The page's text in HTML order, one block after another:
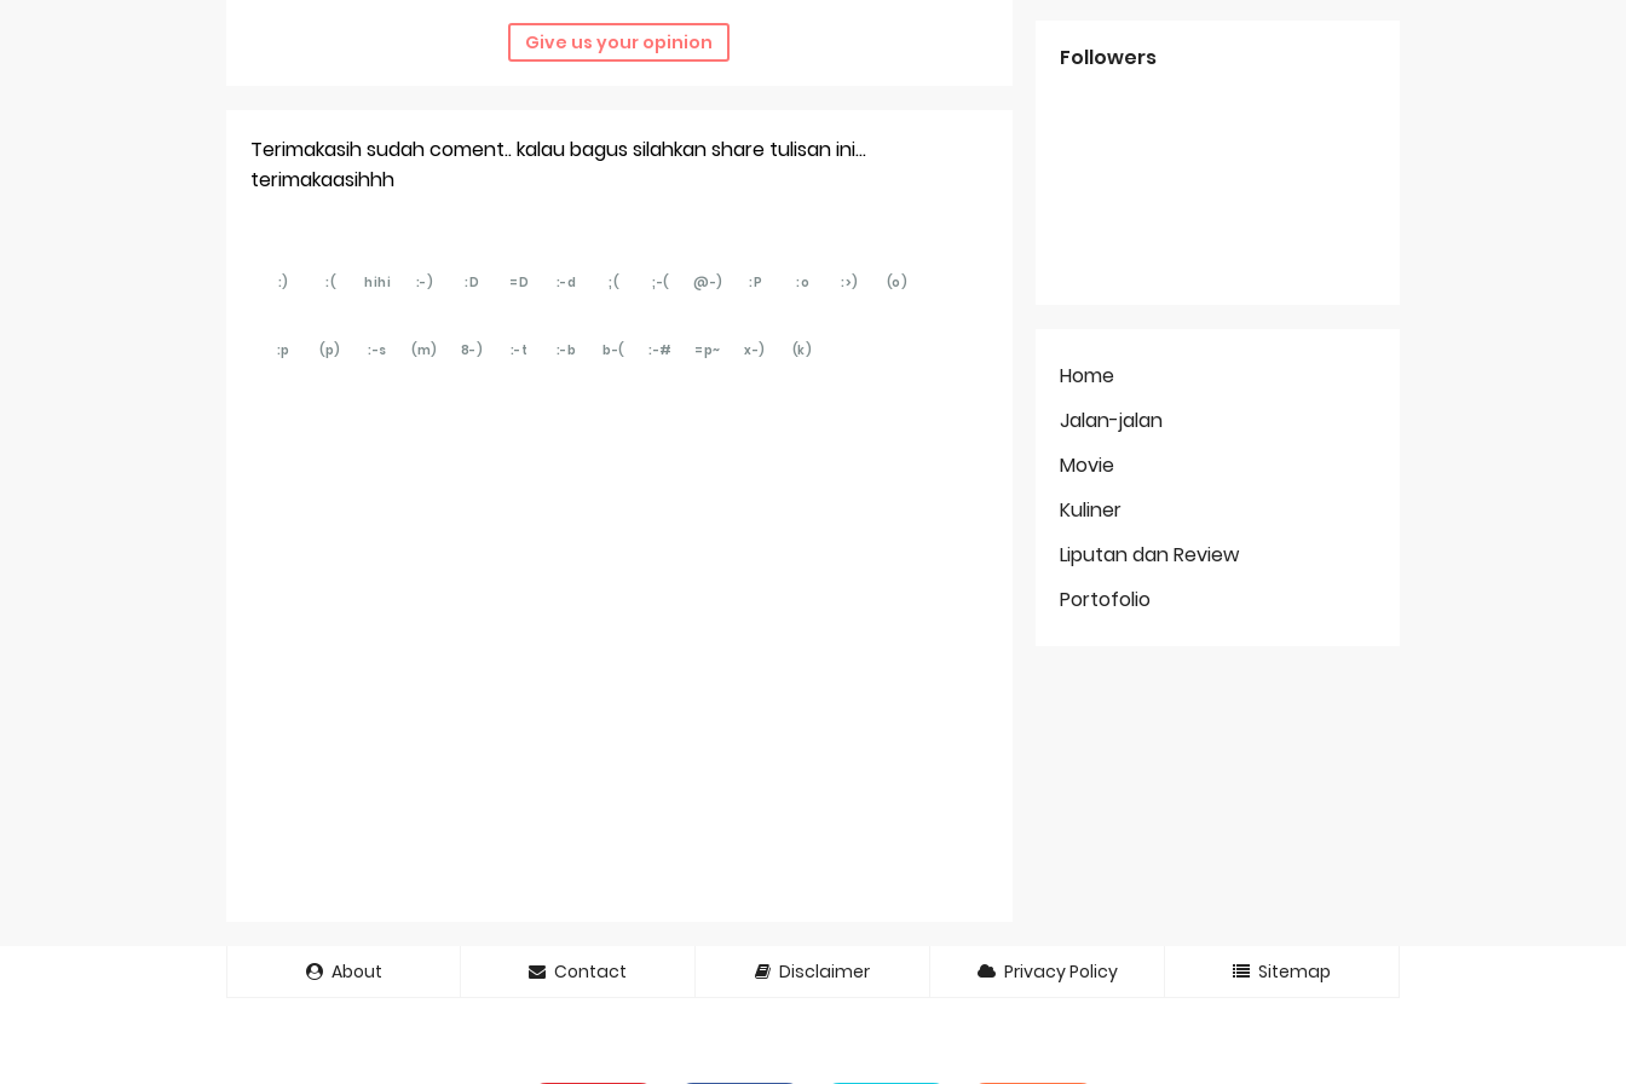
Give us your opinion
Terimakasih sudah coment.. kalau bagus silahkan share tulisan ini...
terimakaasihhh
:) :( hihi :-) :D =D :-d ;( ;-( @-) :P :o :>) (o)
:p (p) :-s (m) 8-) :-t :-b b-( :-# =p~ x-) (k)
Followers
Home
Jalan-jalan
Movie
Kuliner
Liputan dan Review
Portofolio
About Contact Disclaimer Privacy Policy Sitemap